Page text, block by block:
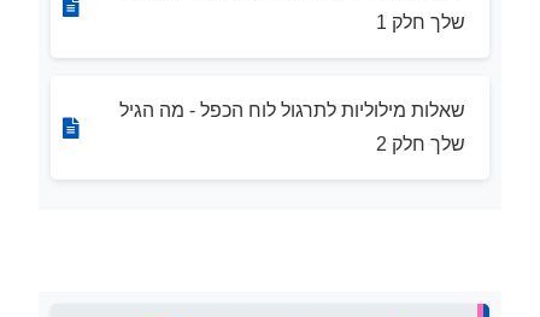
שלך חלק 1
שאלות מילוליות לתרגול לוח הכפל - מה הגיל
שלך חלק 2